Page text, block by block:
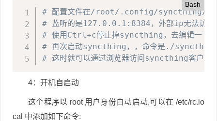
Bash
# 配置文件在/root/.config/syncthing/
# 监听的是127.0.0.1:8384，外部ip无法访问
# 使用Ctrl+c停止掉syncthing，去编辑一下
# 再次启动syncthing，，命令是./
# 这时就可以通过浏览器访问syncthing客户
4：开机自启动
这个程序以 root 用户身份自动启动,可以在 /etc/rc.lo
cal 中添加如下命令: